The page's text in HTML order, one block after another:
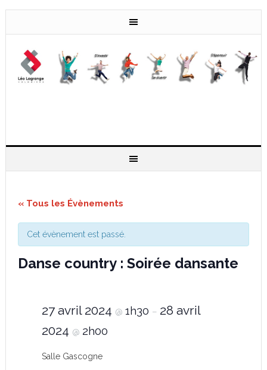
« Tous les Évènements
Cet évènement est passé.
Danse country : Soirée dansante
27 avril 2024 @ 1h30 – 28 avril
2024 @ 2h00
Salle Gascogne